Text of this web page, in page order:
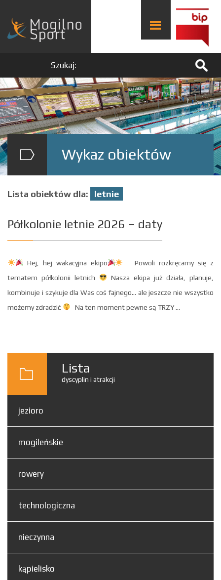
Szukaj:
Wykaz obiektów
Lista obiektów dla: letnie
Półkolonie letnie 2026 – daty
Hej, hej wakacyjna ekipo
Powoli rozkręcamy się z
tematem półkolonii letnich
Nasza ekipa już działa, planuje,
kombinuje i szykuje dla Was coś fajnego… ale jeszcze nie wszystko
możemy zdradzić
Na ten moment pewne są TRZY ...
Lista
dyscyplin i atrakcji
jezioro
mogileńskie
rowery
technologiczna
nieczynna
kąpielisko